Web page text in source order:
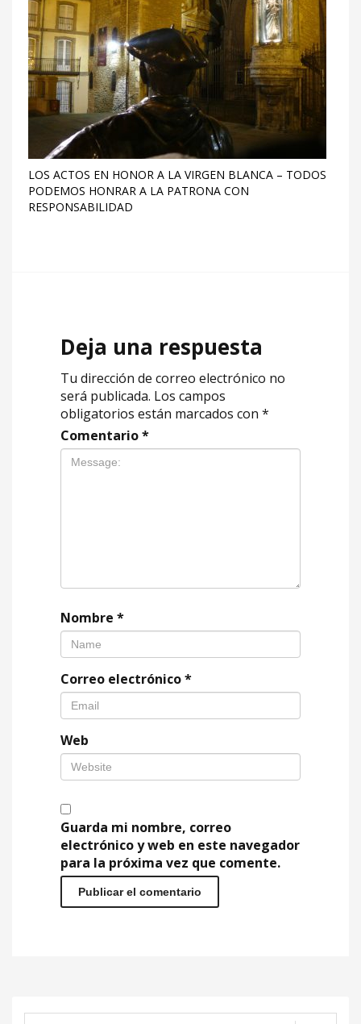
LOS ACTOS EN HONOR A LA VIRGEN BLANCA – TODOS
PODEMOS HONRAR A LA PATRONA CON
RESPONSABILIDAD
Deja una respuesta
Tu dirección de correo electrónico no
será publicada. Los campos
obligatorios están marcados con *
Comentario*
Nombre *
Correo electrónico*
Web
Guarda mi nombre, correo
electrónico y web en este navegador
para la próxima vez que comente.